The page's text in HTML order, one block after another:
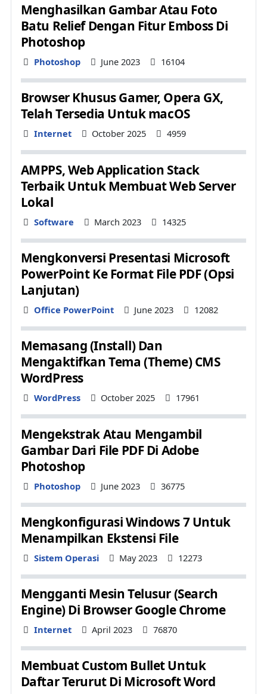
Menghasilkan Gambar Atau Foto
Batu Relief Dengan Fitur Emboss Di
Photoshop
Details
Photoshop June 2023 16104
Browser Khusus Gamer, Opera GX,
Telah Tersedia Untuk macOS
Details
Internet October 2025 4959
AMPPS, Web Application Stack
Terbaik Untuk Membuat Web Server
Lokal
Details
Software March 2023 14325
Mengkonversi Presentasi Microsoft
PowerPoint Ke Format File PDF (Opsi
Lanjutan)
Details
Office PowerPoint June 2023 12082
Memasang (Install) Dan
Mengaktifkan Tema (Theme) CMS
WordPress
Details
WordPress October 2025 17961
Mengekstrak Atau Mengambil
Gambar Dari File PDF Di Adobe
Photoshop
Details
Photoshop June 2023 36775
Mengkonfigurasi Windows 7 Untuk
Menampilkan Ekstensi File
Details
Sistem Operasi May 2023 12273
Mengganti Mesin Telusur (Search
Engine) Di Browser Google Chrome
Details
Internet April 2023 76870
Membuat Custom Bullet Untuk
Daftar Terurut Di Microsoft Word